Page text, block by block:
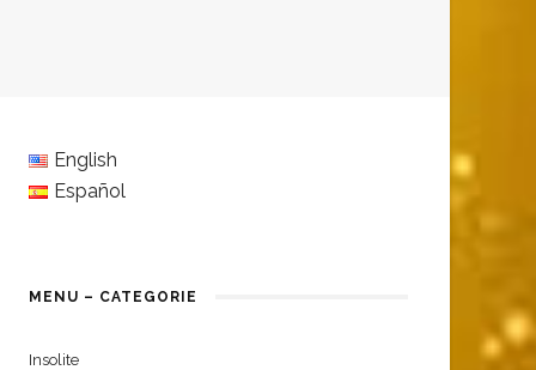
English
Español
MENU – CATEGORIE
Insolite